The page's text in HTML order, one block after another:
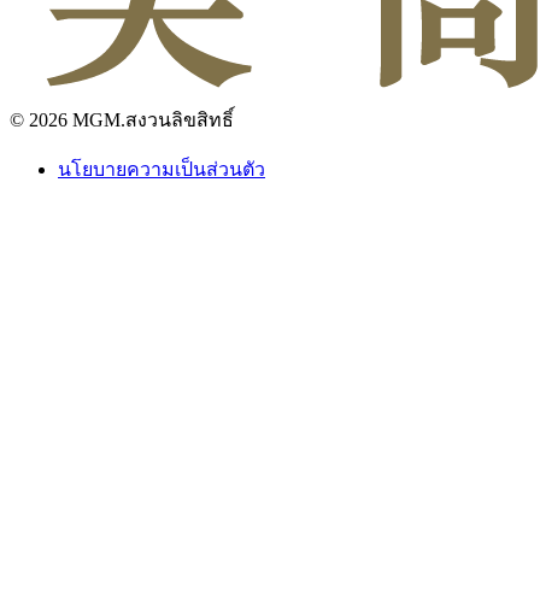
© 2026 MGM.สงวนลิขสิทธิ์
นโยบายความเป็นส่วนตัว